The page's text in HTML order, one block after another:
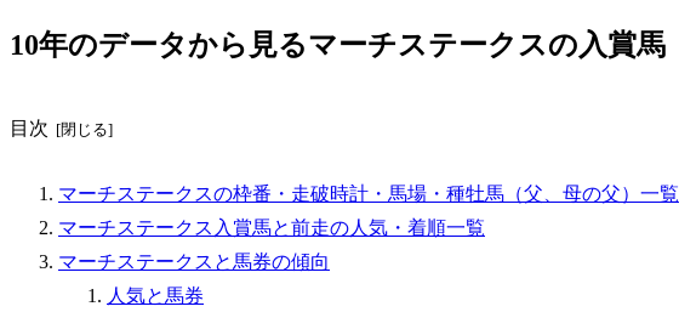
10年のデータから見るマーチステークスの入賞馬
目次
マーチステークスの枠番・走破時計・馬場・種牡馬（父、母の父）一覧
マーチステークス入賞馬と前走の人気・着順一覧
マーチステークスと馬券の傾向
人気と馬券